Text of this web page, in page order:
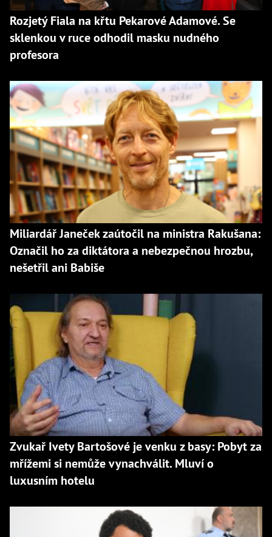
Rozjetý Fiala na křtu Pekarové Adamové. Se
sklenkou v ruce odhodil masku nudného
profesora
Miliardář Janeček zaútočil na ministra Rakušana:
Označil ho za diktátora a nebezpečnou hrozbu,
nešetřil ani Babiše
Zvukař Ivety Bartošové je venku z basy: Pobyt za
mřížemi si nemůže vynachválit. Mluví o
luxusním hotelu